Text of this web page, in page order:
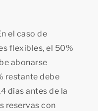
el caso de
flexibles, el 50%
abonarse
restante debe
días antes de la
reservas con